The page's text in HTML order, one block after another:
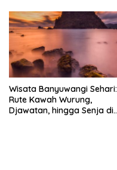
Wisata Banyuwangi Sehari:
Rute Kawah Wurung,
Djawatan, hingga Senja di